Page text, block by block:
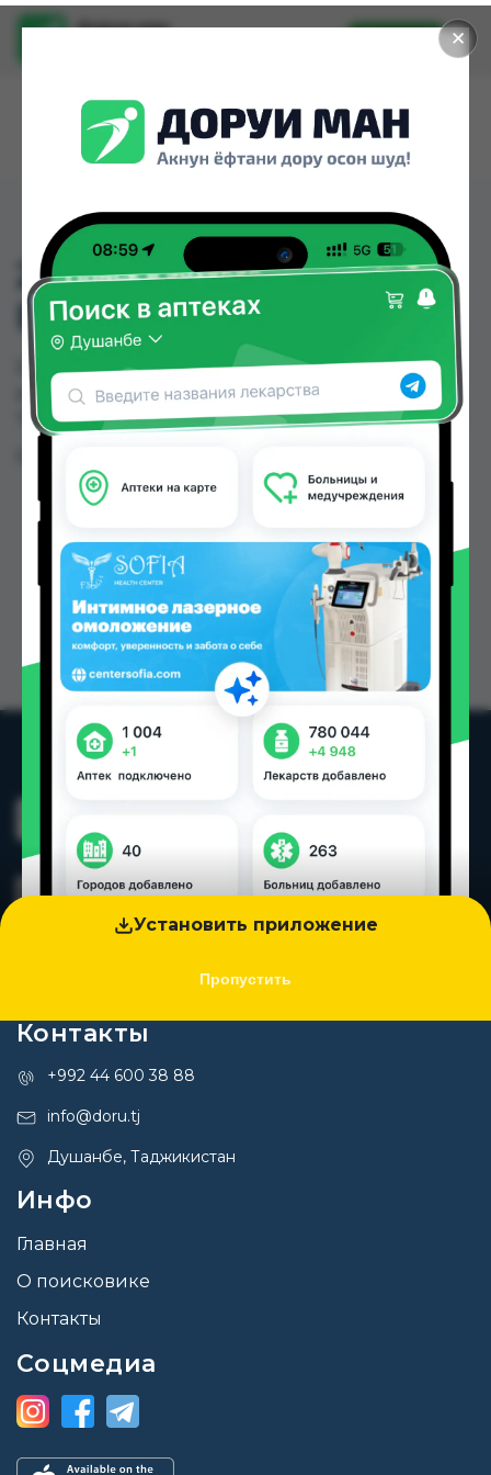
✕
Установить приложение
Пропустить
Доруи ман
Установить
2764РАСЧЕСКА ДЛЯ
ВОЛОС
2764РАСЧЕСКА ДЛЯ ВОЛОС можно купить или
заказать в аптеках, Нишон №3 по цене от 35.00
TJS в Душанбе и других городах Таджикистана
Контакты
+992 44 600 38 88
info@doru.tj
Душанбе, Таджикистан
Инфо
Главная
О поисковике
Контакты
Соцмедиа